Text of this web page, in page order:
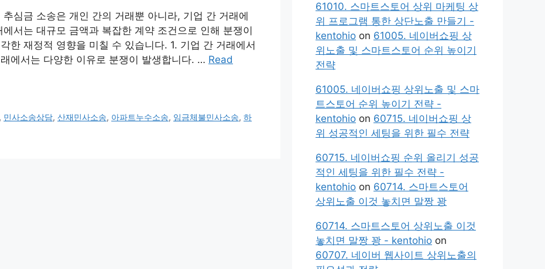
심금 소송은 개인 간의 거래뿐 아니라, 기업 간 거래에
서는 대규모 금액과 복잡한 계약 조건으로 인해 분쟁이
한 재정적 영향을 미칠 수 있습니다. 1. 기업 간 거래에서
에서는 다양한 이유로 분쟁이 발생합니다. … Read
, 민사소송상담,산재민사소송, 아파트누수소송, 임금체불민사소송,하
61010. 스마트스토어 상위 마케팅 상
위 프로그램 통한 상단노출 만들기 -
kentohio on 61005. 네이버쇼핑 상
위노출 및 스마트스토어 순위 높이기
전략
61005. 네이버쇼핑 상위노출 및 스마
트스토어 순위 높이기 전략 -
kentohio on 60715. 네이버쇼핑 상
위 성공적인 세팅을 위한 필수 전략
60715. 네이버쇼핑 순위 올리기 성공
적인 세팅을 위한 필수 전략 -
kentohio on 60714. 스마트스토어
상위노출 이것 놓치면 말짱 꽝
60714. 스마트스토어 상위노출 이것
놓치면 말짱 꽝 - kentohio on
60707. 네이버 웹사이트 상위노출의